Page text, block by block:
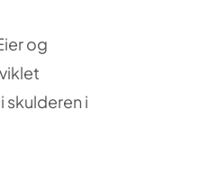
og
skulderen i